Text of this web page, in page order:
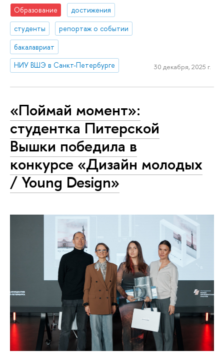
Образование
достижения
студенты
репортаж о событии
бакалавриат
НИУ ВШЭ в Санкт-Петербурге
30 декабря, 2025 г.
«Поймай момент»:
студентка Питерской
Вышки победила в
конкурсе «Дизайн молодых
/ Young Design»